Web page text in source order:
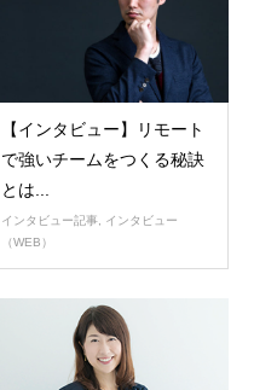
【インタビュー】リモート
で強いチームをつくる秘訣
とは...
インタビュー記事, インタビュー
（WEB）